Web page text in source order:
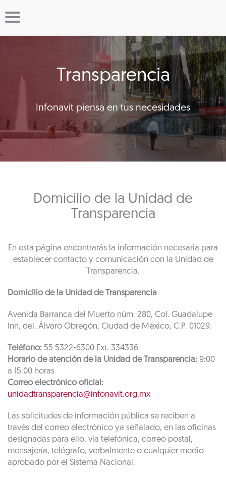
Transparencia
Infonavit piensa en tus necesidades
Domicilio de la Unidad de
Transparencia
En esta página encontrarás la información necesaria para
establecer contacto y comunicación con la Unidad de
Transparencia.
Domicilio de la Unidad de Transparencia
Avenida Barranca del Muerto núm. 280, Col. Guadalupe
Inn, del. Álvaro Obregón, Ciudad de México, C.P. 01029.
Teléfono: 55 5322-6300 Ext. 334336
Horario de atención de la Unidad de Transparencia: 9:00
a 15:00 horas
Correo electrónico oficial:
unidadtransparencia@infonavit.org.mx
Las solicitudes de información pública se reciben a
través del correo electrónico ya señalado, en las oficinas
designadas para ello, vía telefónica, correo postal,
mensajería, telégrafo, verbalmente o cualquier medio
aprobado por el Sistema Nacional.